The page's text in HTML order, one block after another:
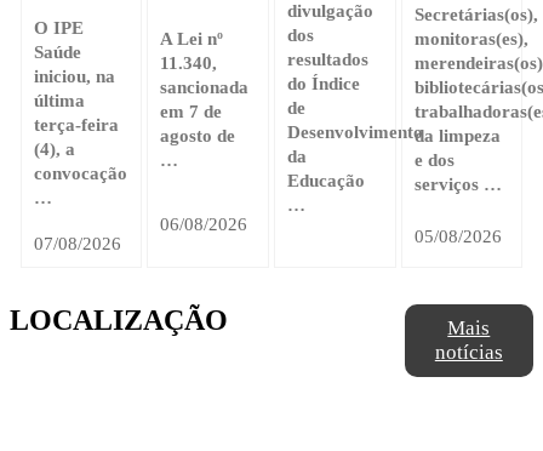
O IPE
Saúde
iniciou, na
última
terça-feira
(4), a
convocação
…
07/08/2026
A Lei nº
11.340,
sancionada
em 7 de
agosto de
…
06/08/2026
divulgação
dos
resultados
do Índice
de
Desenvolvimento
da
Educação
…
Secretárias(os),
monitoras(es),
da limpeza
e dos
serviços …
05/08/2026
Mais
notícias
LOCALIZAÇÃO